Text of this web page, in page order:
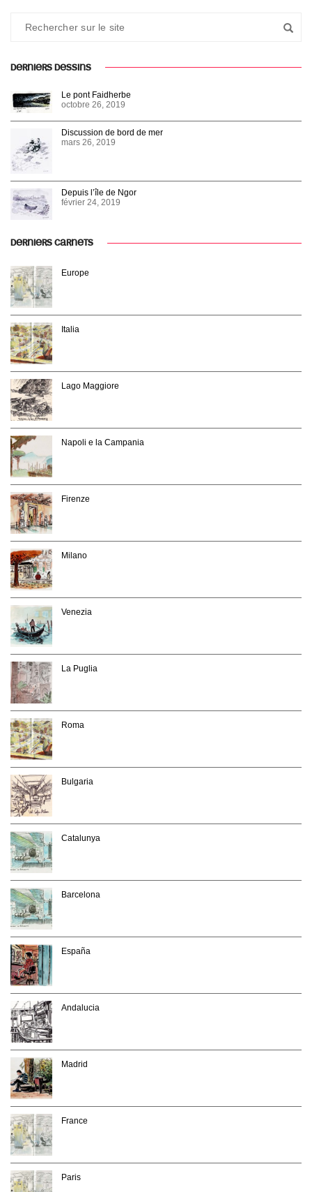
DERNIERS DESSINS
Le pont Faidherbe
octobre 26, 2019
Discussion de bord de mer
mars 26, 2019
Depuis l’île de Ngor
février 24, 2019
DERNIERS CARNETS
Europe
Italia
Lago Maggiore
Napoli e la Campania
Firenze
Milano
Venezia
La Puglia
Roma
Bulgaria
Catalunya
Barcelona
España
Andalucia
Madrid
France
Paris